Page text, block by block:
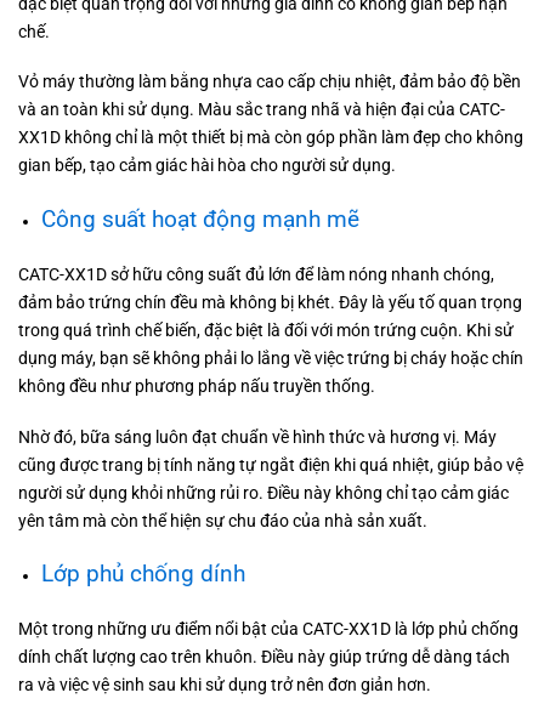
chế.
Vỏ máy thường làm bằng nhựa cao cấp chịu nhiệt, đảm bảo độ bền
và an toàn khi sử dụng. Màu sắc trang nhã và hiện đại của CATC-
XX1D không chỉ là một thiết bị mà còn góp phần làm đẹp cho không
gian bếp, tạo cảm giác hài hòa cho người sử dụng.
Công suất hoạt động mạnh mẽ
CATC-XX1D sở hữu công suất đủ lớn để làm nóng nhanh chóng,
đảm bảo trứng chín đều mà không bị khét. Đây là yếu tố quan trọng
trong quá trình chế biến, đặc biệt là đối với món trứng cuộn. Khi sử
dụng máy, bạn sẽ không phải lo lắng về việc trứng bị cháy hoặc chín
không đều như phương pháp nấu truyền thống.
Nhờ đó, bữa sáng luôn đạt chuẩn về hình thức và hương vị. Máy
cũng được trang bị tính năng tự ngắt điện khi quá nhiệt, giúp bảo vệ
người sử dụng khỏi những rủi ro. Điều này không chỉ tạo cảm giác
yên tâm mà còn thể hiện sự chu đáo của nhà sản xuất.
Lớp phủ chống dính
Một trong những ưu điểm nổi bật của CATC-XX1D là lớp phủ chống
dính chất lượng cao trên khuôn. Điều này giúp trứng dễ dàng tách
ra và việc vệ sinh sau khi sử dụng trở nên đơn giản hơn.